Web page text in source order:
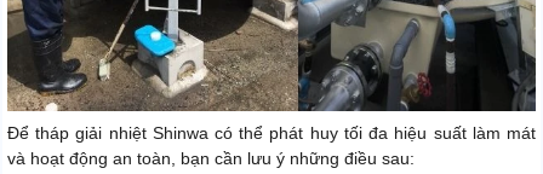
Để tháp giải nhiệt Shinwa có thể phát huy tối đa hiệu suất làm mát
và hoạt động an toàn, bạn cần lưu ý những điều sau: